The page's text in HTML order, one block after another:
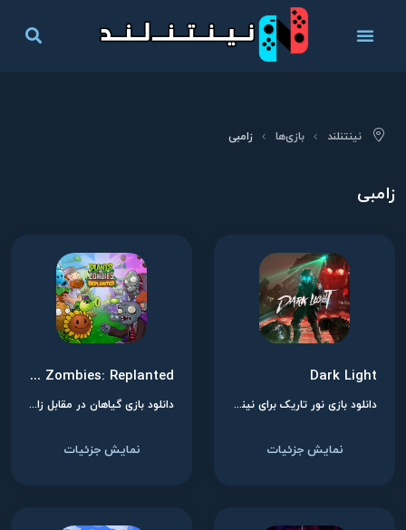
نینتنلند بازی‌ها زامبی
زامبی
Dark Light
دانلود بازی نور تاریک برای نینتندو سوییچ
نمایش جزئیات
Plants vs. Zombies: Replanted
دانلود بازی گیاهان در مقابل زامبی‌ها: دوباره کاشته شده برای نینتندو سوییچ
نمایش جزئیات